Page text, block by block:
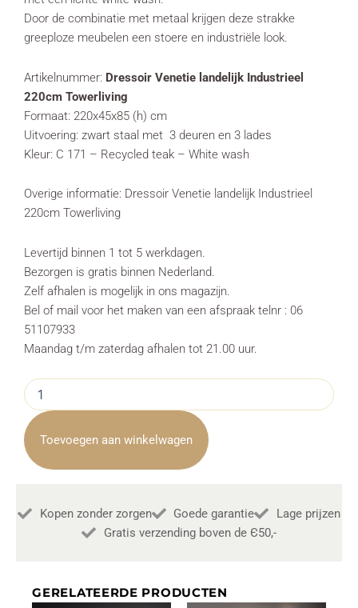
Door de combinatie met metaal krijgen deze strakke
greeploze meubelen een stoere en industriële look.
Artikelnummer: Dressoir Venetie landelijk Industrieel
220cm Towerliving
Formaat: 220x45x85 (h) cm
Uitvoering: zwart staal met 3 deuren en 3 lades
Kleur: C 171 – Recycled teak – White wash
Overige informatie: Dressoir Venetie landelijk Industrieel
220cm Towerliving
Levertijd binnen 1 tot 5 werkdagen.
Bezorgen is gratis binnen Nederland.
Zelf afhalen is mogelijk in ons magazijn.
Bel of mail voor het maken van een afspraak telnr : 06
51107933
Maandag t/m zaterdag afhalen tot 21.00 uur.
Dressoir
Venetie
landelijk
Industrieel
220cm
Towerliving
Toevoegen aan winkelwagen
Kopen zonder zorgen Goede garantie
Lage prijzen
Gratis verzending boven de Є50,-
GERELATEERDE PRODUCTEN